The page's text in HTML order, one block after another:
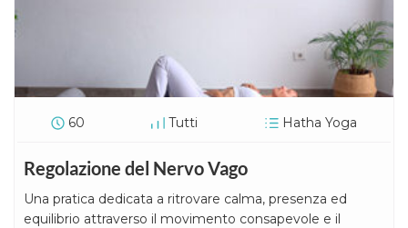
60 Tutti Hatha Yoga
Regolazione del Nervo Vago
Una pratica dedicata a ritrovare calma, presenza ed
equilibrio attraverso il movimento consapevole e il